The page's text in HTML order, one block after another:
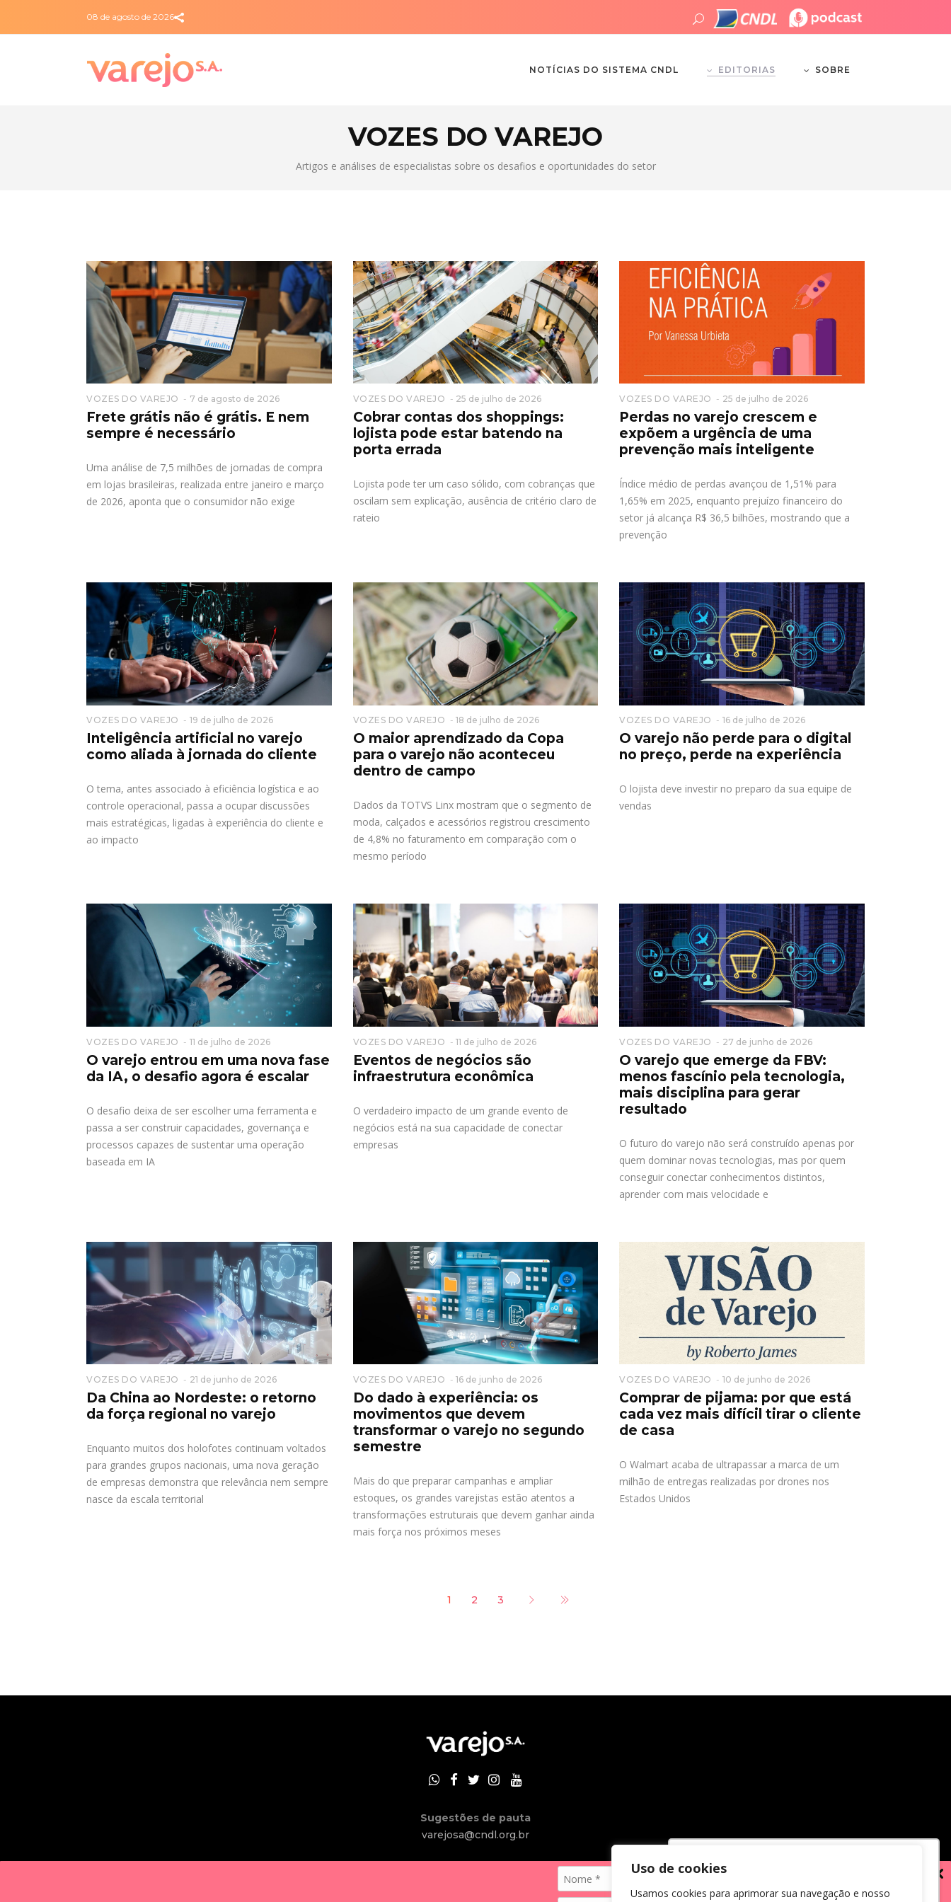
Utilizamos cookies para oferecer melhor
experiência, melhorar o desempenho,
Uso de cookies
Usamos cookies para aprimorar sua navegação e nosso
08 de agosto de 2026
NOTÍCIAS DO SISTEMA CNDL EDITORIAS SOBRE
VOZES DO VAREJO
Artigos e análises de especialistas sobre os desafios e oportunidades do setor
VOZES DO VAREJO 7 de agosto de 2026
Frete grátis não é grátis. E nem
sempre é necessário
Uma análise de 7,5 milhões de jornadas de compra
em lojas brasileiras, realizada entre janeiro e março
de 2026, aponta que o consumidor não exige
VOZES DO VAREJO 25 de julho de 2026
Cobrar contas dos shoppings:
lojista pode estar batendo na
porta errada
Lojista pode ter um caso sólido, com cobranças que
oscilam sem explicação, ausência de critério claro de
rateio
VOZES DO VAREJO 25 de julho de 2026
Perdas no varejo crescem e
expõem a urgência de uma
prevenção mais inteligente
Índice médio de perdas avançou de 1,51% para
1,65% em 2025, enquanto prejuízo financeiro do
setor já alcança R$ 36,5 bilhões, mostrando que a
prevenção
VOZES DO VAREJO 19 de julho de 2026
Inteligência artificial no varejo
como aliada à jornada do cliente
O tema, antes associado à eficiência logística e ao
controle operacional, passa a ocupar discussões
mais estratégicas, ligadas à experiência do cliente e
ao impacto
VOZES DO VAREJO 18 de julho de 2026
O maior aprendizado da Copa
para o varejo não aconteceu
dentro de campo
Dados da TOTVS Linx mostram que o segmento de
moda, calçados e acessórios registrou crescimento
de 4,8% no faturamento em comparação com o
mesmo período
VOZES DO VAREJO 16 de julho de 2026
O varejo não perde para o digital
no preço, perde na experiência
O lojista deve investir no preparo da sua equipe de
vendas
VOZES DO VAREJO 11 de julho de 2026
O varejo entrou em uma nova fase
da IA, o desafio agora é escalar
O desafio deixa de ser escolher uma ferramenta e
passa a ser construir capacidades, governança e
processos capazes de sustentar uma operação
baseada em IA
VOZES DO VAREJO 11 de julho de 2026
Eventos de negócios são
infraestrutura econômica
O verdadeiro impacto de um grande evento de
negócios está na sua capacidade de conectar
empresas
VOZES DO VAREJO 27 de junho de 2026
O varejo que emerge da FBV:
menos fascínio pela tecnologia,
mais disciplina para gerar
resultado
O futuro do varejo não será construído apenas por
quem dominar novas tecnologias, mas por quem
conseguir conectar conhecimentos distintos,
aprender com mais velocidade e
VOZES DO VAREJO 21 de junho de 2026
Da China ao Nordeste: o retorno
da força regional no varejo
Enquanto muitos dos holofotes continuam voltados
para grandes grupos nacionais, uma nova geração
de empresas demonstra que relevância nem sempre
nasce da escala territorial
VOZES DO VAREJO 16 de junho de 2026
Do dado à experiência: os
movimentos que devem
transformar o varejo no segundo
semestre
Mais do que preparar campanhas e ampliar
estoques, os grandes varejistas estão atentos a
transformações estruturais que devem ganhar ainda
mais força nos próximos meses
VOZES DO VAREJO 10 de junho de 2026
Comprar de pijama: por que está
cada vez mais difícil tirar o cliente
de casa
O Walmart acaba de ultrapassar a marca de um
milhão de entregas realizadas por drones nos
Estados Unidos
1 2 3
Sugestões de pauta
varejosa@cndl.org.br